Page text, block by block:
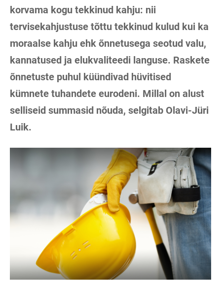
korvama kogu tekkinud kahju: nii
tervisekahjustuse tõttu tekkinud kulud kui ka
moraalse kahju ehk õnnetusega seotud valu,
kannatused ja elukvaliteedi languse. Raskete
õnnetuste puhul küündivad hüvitised
kümnete tuhandete eurodeni. Millal on alust
selliseid summasid nõuda, selgitab Olavi-Jüri
Luik.